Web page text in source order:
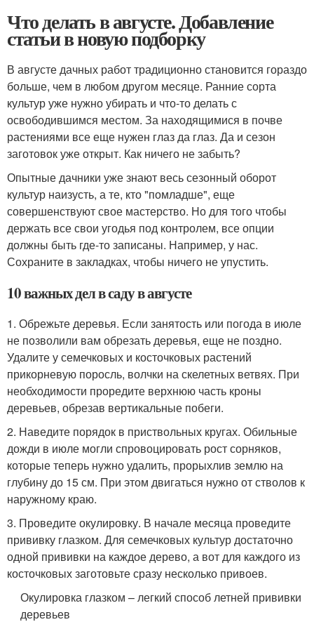
Что делать в августе. Добавление
статьи в новую подборку
В августе дачных работ традиционно становится гораздо
больше, чем в любом другом месяце. Ранние сорта
культур уже нужно убирать и что-то делать с
освободившимся местом. За находящимися в почве
растениями все еще нужен глаз да глаз. Да и сезон
заготовок уже открыт. Как ничего не забыть?
Опытные дачники уже знают весь сезонный оборот
культур наизусть, а те, кто "помладше", еще
совершенствуют свое мастерство. Но для того чтобы
держать все свои угодья под контролем, все опции
должны быть где-то записаны. Например, у нас.
Сохраните в закладках, чтобы ничего не упустить.
10 важных дел в саду в августе
1. Обрежьте деревья. Если занятость или погода в июле
не позволили вам обрезать деревья, еще не поздно.
Удалите у семечковых и косточковых растений
прикорневую поросль, волчки на скелетных ветвях. При
необходимости проредите верхнюю часть кроны
деревьев, обрезав вертикальные побеги.
2. Наведите порядок в приствольных кругах. Обильные
дожди в июле могли спровоцировать рост сорняков,
которые теперь нужно удалить, прорыхлив землю на
глубину до 15 см. При этом двигаться нужно от стволов к
наружному краю.
3. Проведите окулировку. В начале месяца проведите
прививку глазком. Для семечковых культур достаточно
одной прививки на каждое дерево, а вот для каждого из
косточковых заготовьте сразу несколько привоев.
Окулировка глазком – легкий способ летней прививки
деревьев